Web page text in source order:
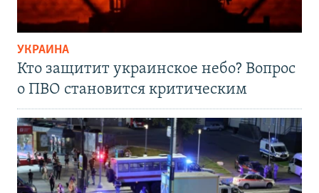
УКРАИНА
Кто защитит украинское небо? Вопрос
о ПВО становится критическим